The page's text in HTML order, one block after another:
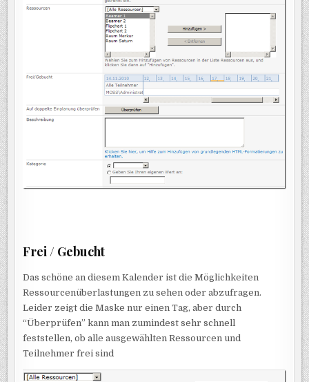
Frei / Gebucht
Das schöne an diesem Kalender ist die Möglichkeiten
Ressourcenüberlastungen zu sehen oder abzufragen.
Leider zeigt die Maske nur einen Tag, aber durch
“Überprüfen” kann man zumindest sehr schnell
feststellen, ob alle ausgewählten Ressourcen und
Teilnehmer frei sind